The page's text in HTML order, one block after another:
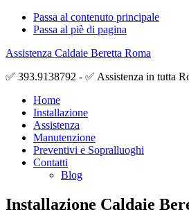
Passa al contenuto principale
Passa al piè di pagina
Assistenza Caldaie Beretta Roma
✅ 393.9138792 - ✅ Assistenza in tutta
Home
Installazione
Assistenza
Manutenzione
Preventivi e Sopralluoghi
Contatti
Blog
Installazione Caldaie